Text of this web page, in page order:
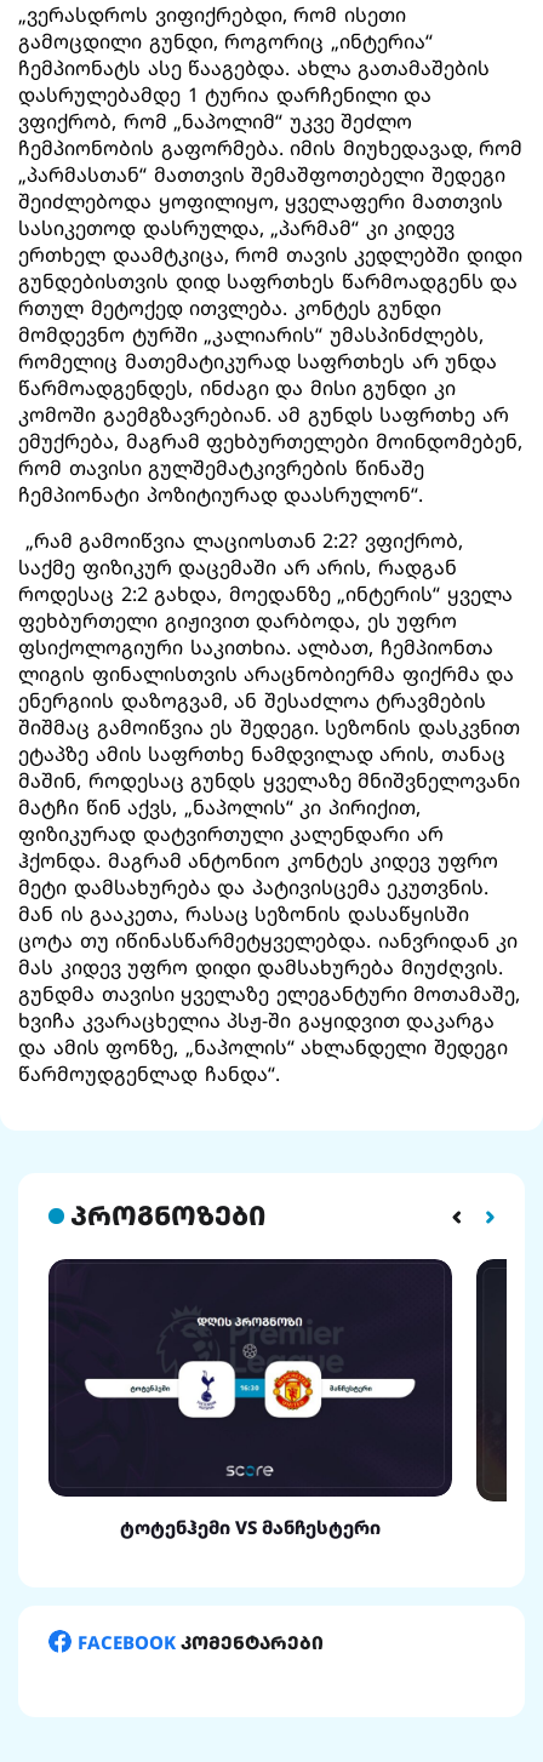
„ვერასდროს ვიფიქრებდი, რომ ისეთი
გამოცდილი გუნდი, როგორიც „ინტერია“
ჩემპიონატს ასე წააგებდა. ახლა გათამაშების
დასრულებამდე 1 ტურია დარჩენილი და
ვფიქრობ, რომ „ნაპოლიმ“ უკვე შეძლო
ჩემპიონობის გაფორმება. იმის მიუხედავად, რომ
„პარმასთან“ მათთვის შემაშფოთებელი შედეგი
შეიძლებოდა ყოფილიყო, ყველაფერი მათთვის
სასიკეთოდ დასრულდა, „პარმამ“ კი კიდევ
ერთხელ დაამტკიცა, რომ თავის კედლებში დიდი
გუნდებისთვის დიდ საფრთხეს წარმოადგენს და
რთულ მეტოქედ ითვლება. კონტეს გუნდი
მომდევნო ტურში „კალიარის“ უმასპინძლებს,
რომელიც მათემატიკურად საფრთხეს არ უნდა
წარმოადგენდეს, ინძაგი და მისი გუნდი კი
კომოში გაემგზავრებიან. ამ გუნდს საფრთხე არ
ემუქრება, მაგრამ ფეხბურთელები მოინდომებენ,
რომ თავისი გულშემატკივრების წინაშე
ჩემპიონატი პოზიტიურად დაასრულონ“.
„რამ გამოიწვია ლაციოსთან 2:2? ვფიქრობ,
საქმე ფიზიკურ დაცემაში არ არის, რადგან
როდესაც 2:2 გახდა, მოედანზე „ინტერის“ ყველა
ფეხბურთელი გიჟივით დარბოდა, ეს უფრო
ფსიქოლოგიური საკითხია. ალბათ, ჩემპიონთა
ლიგის ფინალისთვის არაცნობიერმა ფიქრმა და
ენერგიის დაზოგვამ, ან შესაძლოა ტრავმების
შიშმაც გამოიწვია ეს შედეგი. სეზონის დასკვნით
ეტაპზე ამის საფრთხე ნამდვილად არის, თანაც
მაშინ, როდესაც გუნდს ყველაზე მნიშვნელოვანი
მატჩი წინ აქვს, „ნაპოლის“ კი პირიქით,
ფიზიკურად დატვირთული კალენდარი არ
ჰქონდა. მაგრამ ანტონიო კონტეს კიდევ უფრო
მეტი დამსახურება და პატივისცემა ეკუთვნის.
მან ის გააკეთა, რასაც სეზონის დასაწყისში
ცოტა თუ იწინასწარმეტყველებდა. იანვრიდან კი
მას კიდევ უფრო დიდი დამსახურება მიუძღვის.
გუნდმა თავისი ყველაზე ელეგანტური მოთამაშე,
ხვიჩა კვარაცხელია პსჟ-ში გაყიდვით დაკარგა
და ამის ფონზე, „ნაპოლის“ ახლანდელი შედეგი
წარმოუდგენლად ჩანდა“.
პროგნოზები
ტოტენჰემი VS მანჩესტერი
FACEBOOK კომენტარები